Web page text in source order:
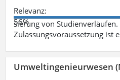
Relevanz:
56%
sierung von
Zulassungsvoraussetzung ist
Umweltingenieurwesen